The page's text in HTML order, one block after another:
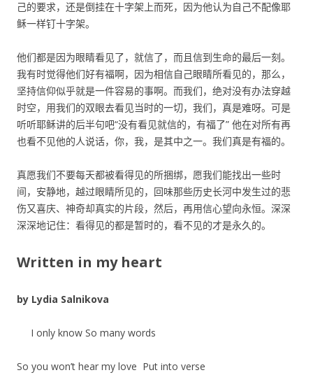
己的要求，还是倒挂在十字架上而死，因为他认为自己不配像耶
稣一样钉十字架。
他们都是因为眼睛看见了，就信了，而且信到生命的最后一刻。
我有时觉得他们好有福啊，因为相信自己眼睛所看见的，那么，
坚持信仰似乎就是一件容易的事啊。而我们，绝对没有办法穿越
时空，用我们的双眼去看见当时的一切，我们，真是难呀。可是
听听耶稣讲的后半句吧“没有看见就信的，有福了” 他在对所有再
也看不见他的人说话，你，我，是其中之一。我们真是有福的。
真愿我们不要每天都被看得见的所捆绑，愿我们能找出一些时
间，安静地，越过眼睛所见的，回味那些历史长河中发生过的悲
伤又喜庆、神奇却真实的片段，然后，再用信心望向永恒。深深
深深地记住：看得见的都是暂时的，看不见的才是永久的。
Written in my heart
by Lydia Salnikova
I only know So many words
So you won’t hear my love Put into verse